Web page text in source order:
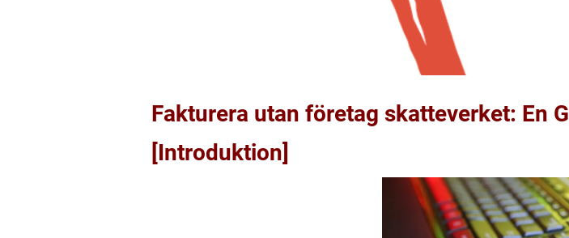
Fakturera utan företag skatteverket: En
[Introduktion]